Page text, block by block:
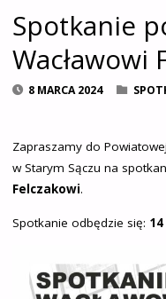
Spotkanie
Wacławowi
8 MARCA 2024
Zapraszamy do
w Starym Sączu na
Felczakowi.
Spotkanie odbędzie się: